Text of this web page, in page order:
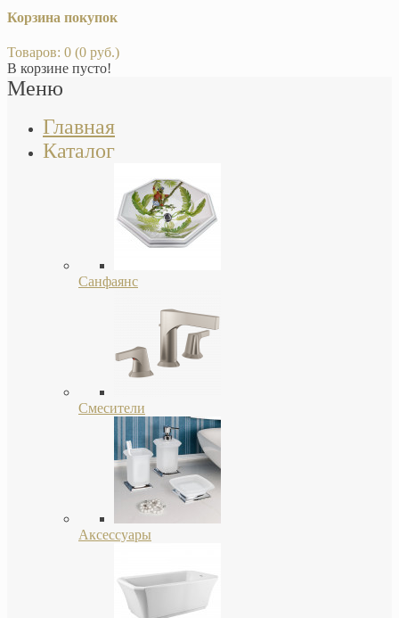
Корзина покупок
Товаров: 0 (0 руб.)
В корзине пусто!
Меню
Главная
Каталог
Санфаянс
Смесители
Аксессуары